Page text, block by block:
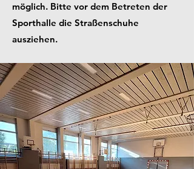
möglich. Bitte vor dem Betreten der
Sporthalle die Straßenschuhe
ausziehen.